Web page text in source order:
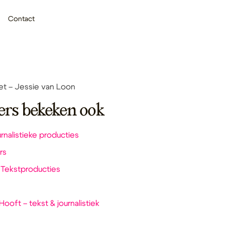
Contact
– Jessie van Loon
bekeken ook
producties
– tekst & journalistiek